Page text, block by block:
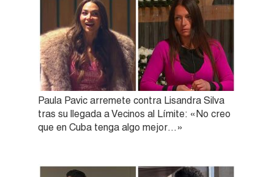
Paula Pavic arremete contra Lisandra Silva
tras su llegada a Vecinos al Límite: «No creo
que en Cuba tenga algo mejor…»